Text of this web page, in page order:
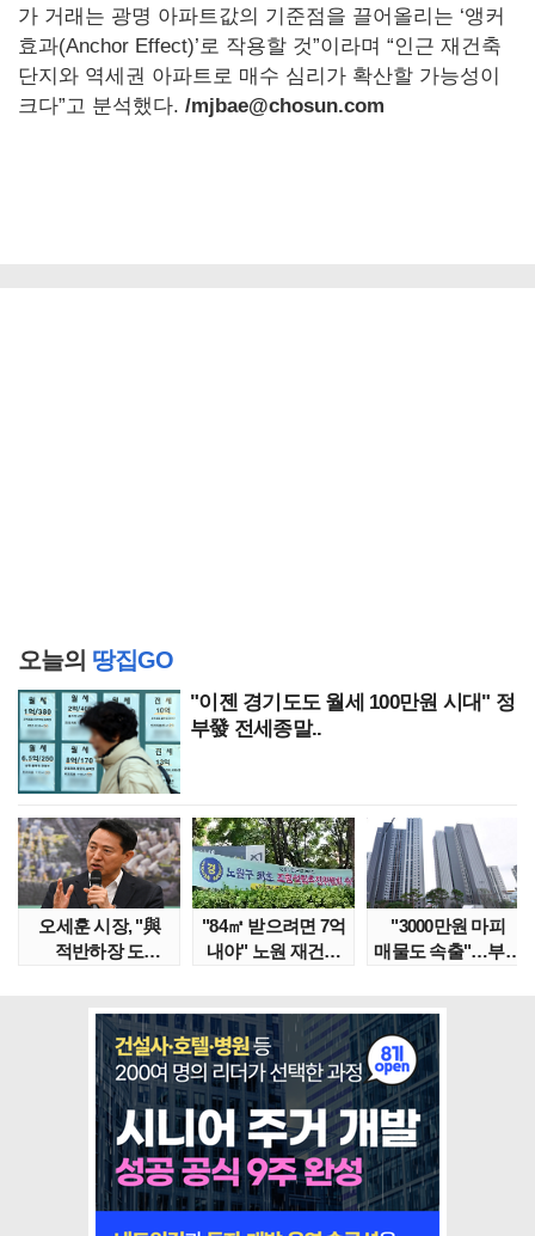
가 거래는 광명 아파트값의 기준점을 끌어올리는 ‘앵커
효과(Anchor Effect)’로 작용할 것”이라며 “인근 재건축
단지와 역세권 아파트로 매수 심리가 확산할 가능성이
크다”고 분석했다. /mjbae@chosun.com
오늘의 땅집GO
"이젠 경기도도 월세 100만원 시대" 정
부發 전세종말..
오세훈 시장, "與
적반하장 도
"84㎡ 받으려면 7억
내야" 노원 재건축
"3000만원 마피
매물도 속출"…부산